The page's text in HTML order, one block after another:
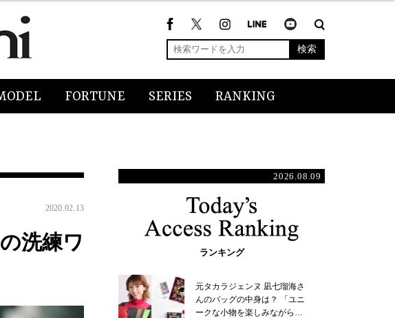
検索
FORTUNE SERIES RANKING
2020.02.13
洗練ワ
2026.08.09
ランキング
元タカラジェンヌ 凪七瑠海さ
んのバッグの中身は？ 「ユニ
ークな小物を楽しみながら…